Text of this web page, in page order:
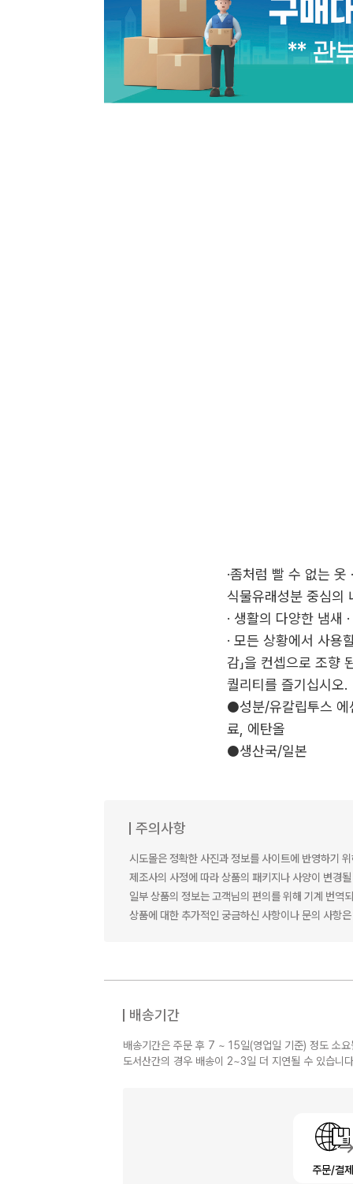
·좀처럼 빨 수 없는
식물유래성분 중심의
· 생활의 다양한 냄새
· 모든 상황에서 사용
감」을 컨셉으로 조향
퀄리티를 즐기십시오.
●성분/유칼립투스 에
료, 에탄올
●생산국/일본
주의사항
시도몰은 정확한 사진과 정보를 사이트에 반영하기
제조사의 사정에 따라 상품의 패키지나 사양이 변경
일부 상품의 정보는 고객님의 편의를 위해 기계 번역
상품에 대한 추가적인 궁금하신 사항이나 문의 사항
배송기간
배송기간은 주문 후 7 ~ 15일(영업일 기준) 정도 소
도서산간의 경우 배송이 2~3일 더 지연될 수 있습니
주문/결제